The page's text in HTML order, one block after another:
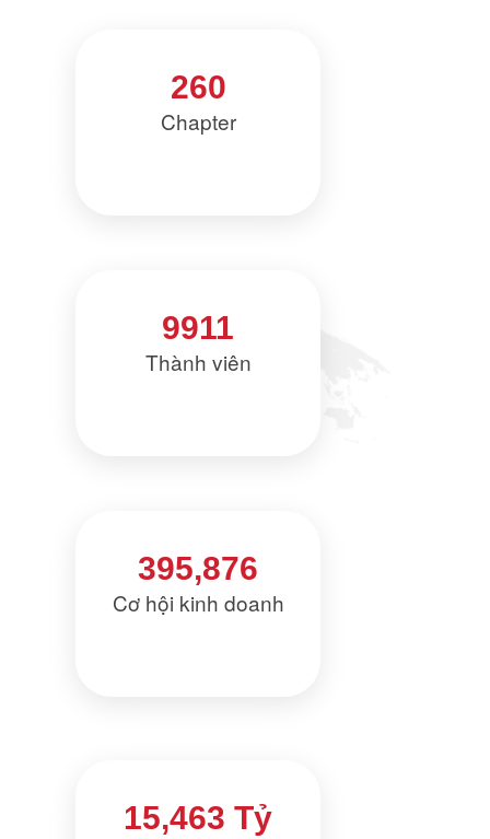
260
Chapter
9911
Thành viên
395,876
Cơ hội kinh doanh
15,463 Tỷ